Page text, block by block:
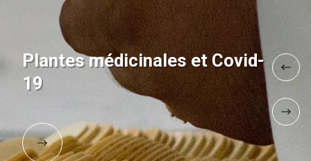
Plantes médicinales et Covid-
19